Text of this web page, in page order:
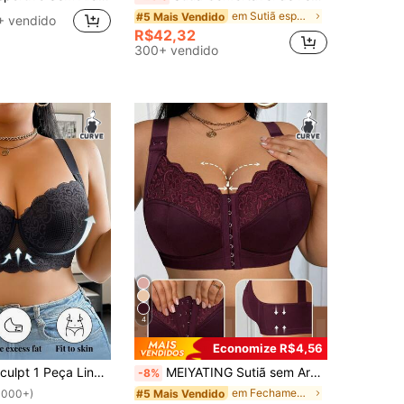
vendido
#5 Mais Vendido em Sutiã esportivo feminino plus size
R$42,32
300+ vendido
Plus Size Confortável, Sem Costura, Franzido, Ajustável, Com Arame, Levantamento
4
Economize R$4,56
-8% MEIYATING Sutiã sem Arame com Fechamento Frontal em Renda, Lingerie Sexy que Realça o Busto, Plus Size
#5 Mais Vendido em Fechamento frontal Sutiãs e bralettes plus size